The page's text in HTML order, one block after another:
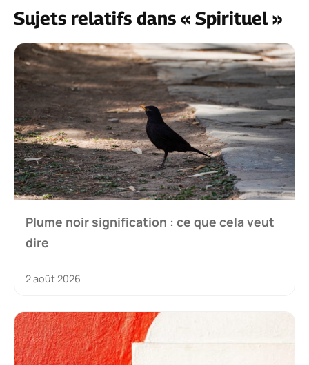
Sujets relatifs dans « Spirituel »
Plume noir signification : ce que cela veut
dire
2 août 2026